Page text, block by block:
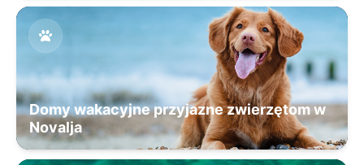
Domy wakacyjne przyjazne zwierzętom w
Novalja